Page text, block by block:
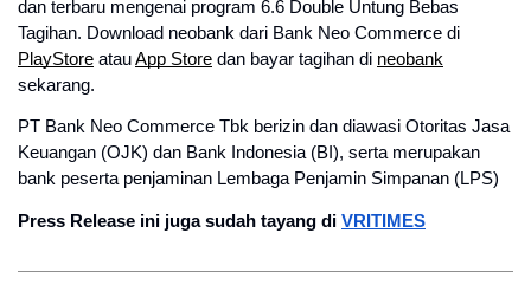
dan terbaru mengenai program 6.6 Double Untung Bebas
Tagihan. Download neobank dari Bank Neo Commerce di
PlayStore atauApp Store dan bayar tagihan di neobank
sekarang.
PT Bank Neo Commerce Tbk berizin dan diawasi Otoritas Jasa
Keuangan (OJK) dan Bank Indonesia (BI), serta merupakan
bank peserta penjaminan Lembaga Penjamin Simpanan (LPS)
Press Release ini juga sudah tayang di VRITIMES